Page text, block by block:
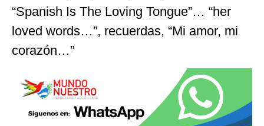
“Spanish Is The Loving Tongue”… “her
loved words…”, recuerdas, “Mi amor, mi
corazón…”